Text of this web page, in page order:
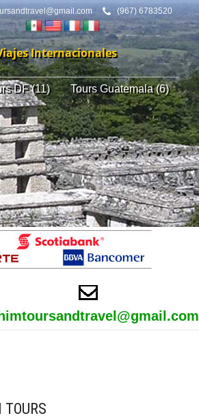
(967) 6783520
Internacionales
DF (11) Tours Guatemala (6)
TOURS